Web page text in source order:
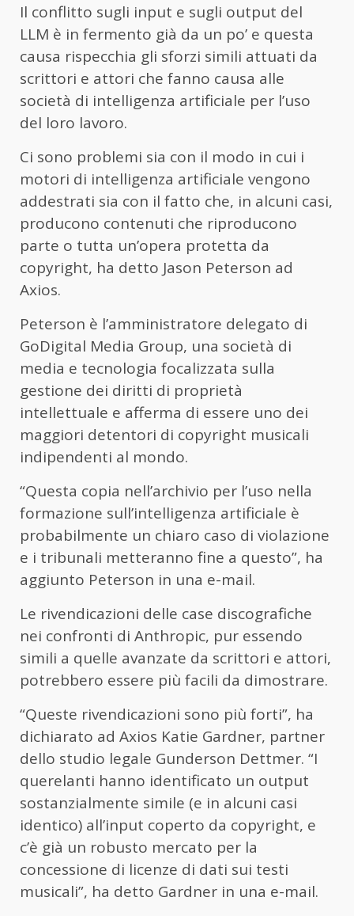
Il conflitto sugli input e sugli output del
LLM è in fermento già da un po’ e questa
causa rispecchia gli sforzi simili attuati da
scrittori e attori che fanno causa alle
società di intelligenza artificiale per l’uso
del loro lavoro.
Ci sono problemi sia con il modo in cui i
motori di intelligenza artificiale vengono
addestrati sia con il fatto che, in alcuni casi,
producono contenuti che riproducono
parte o tutta un’opera protetta da
copyright, ha detto Jason Peterson ad
Axios.
Peterson è l’amministratore delegato di
GoDigital Media Group, una società di
media e tecnologia focalizzata sulla
gestione dei diritti di proprietà
intellettuale e afferma di essere uno dei
maggiori detentori di copyright musicali
indipendenti al mondo.
“Questa copia nell’archivio per l’uso nella
formazione sull’intelligenza artificiale è
probabilmente un chiaro caso di violazione
e i tribunali metteranno fine a questo”, ha
aggiunto Peterson in una e-mail.
Le rivendicazioni delle case discografiche
nei confronti di Anthropic, pur essendo
simili a quelle avanzate da scrittori e attori,
potrebbero essere più facili da dimostrare.
“Queste rivendicazioni sono più forti”, ha
dichiarato ad Axios Katie Gardner, partner
dello studio legale Gunderson Dettmer. “I
querelanti hanno identificato un output
sostanzialmente simile (e in alcuni casi
identico) all’input coperto da copyright, e
c’è già un robusto mercato per la
concessione di licenze di dati sui testi
musicali”, ha detto Gardner in una e-mail.